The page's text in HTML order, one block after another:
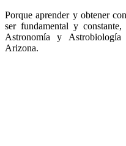
Porque aprender y obtener
ser fundamental y
Astronomía y
Arizona.